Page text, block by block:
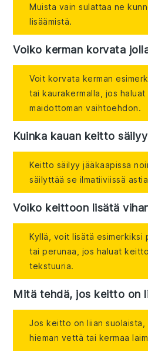
Muista vain sulattaa ne
lisäämistä.
Voiko kerman korvata
Voit korvata kerman
tai kaurakermalla, jos haluat
maidottoman vaihtoehdon.
Kuinka kauan keitto
Keitto säilyy jääkaapissa
säilyttää se ilmatiiviissä
Voiko keittoon lisätä
Kyllä, voit lisätä esimerkiksi
tai perunaa, jos haluat
tekstuuria.
Mitä tehdä, jos keitto on
Jos keitto on liian suolaista,
hieman vettä tai kermaa